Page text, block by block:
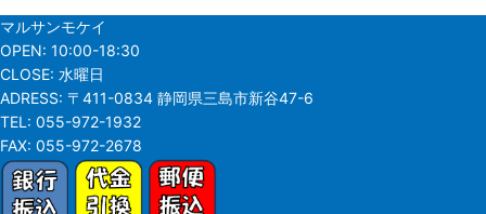
マルサンモケイ
OPEN: 10:00-18:30
CLOSE: 水曜日
ADRESS: 〒411-0834 静岡県三島市新谷47-6
TEL: 055-972-1932
FAX: 055-972-2678